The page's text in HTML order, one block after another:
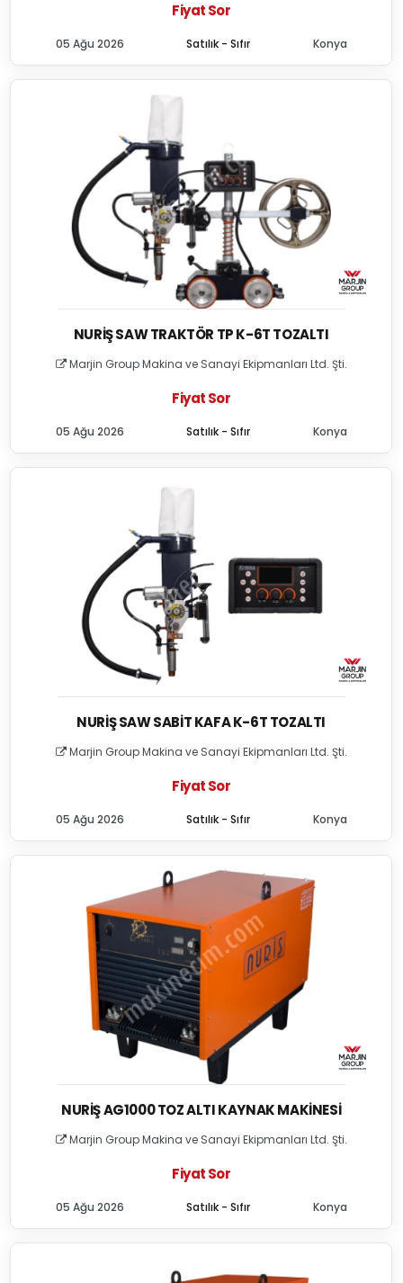
Fiyat Sor
Satılık - Sıfır
05 Ağu 2026 Konya
NURIŞ SAW TRAKTÖR TP K-6T TOZALTI
Marjin Group Makina ve Sanayi Ekipmanları Ltd. Şti.
Fiyat Sor
Satılık - Sıfır
05 Ağu 2026 Konya
NURIŞ SAW SABIT KAFA K-6T TOZALTI
Marjin Group Makina ve Sanayi Ekipmanları Ltd. Şti.
Fiyat Sor
Satılık - Sıfır
05 Ağu 2026 Konya
NURIŞ AG1000 TOZ ALTI KAYNAK MAKINESI
Marjin Group Makina ve Sanayi Ekipmanları Ltd. Şti.
Fiyat Sor
Satılık - Sıfır
05 Ağu 2026 Konya